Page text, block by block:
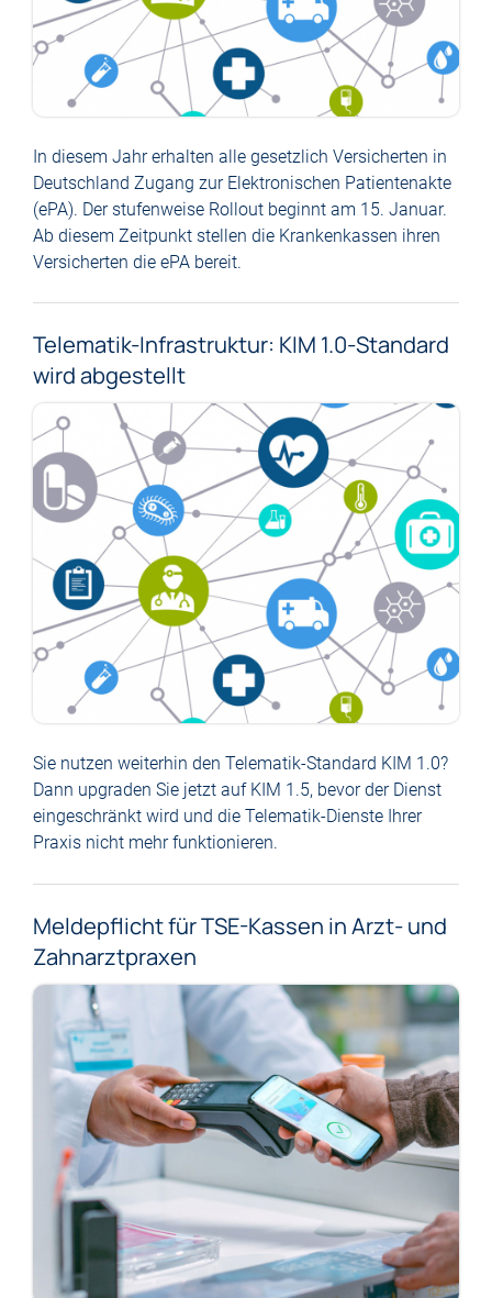
In diesem Jahr erhalten alle gesetzlich Versicherten in
Deutschland Zugang zur Elektronischen Patientenakte
(ePA). Der stufenweise Rollout beginnt am 15. Januar.
Ab diesem Zeitpunkt stellen die Krankenkassen ihren
Versicherten die ePA bereit.
Telematik-Infrastruktur: KIM 1.0-Standard
wird abgestellt
Sie nutzen weiterhin den Telematik-Standard KIM 1.0?
Dann upgraden Sie jetzt auf KIM 1.5, bevor der Dienst
eingeschränkt wird und die Telematik-Dienste Ihrer
Praxis nicht mehr funktionieren.
Meldepflicht für TSE-Kassen in Arzt- und
Zahnarztpraxen